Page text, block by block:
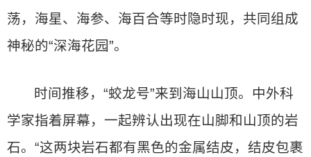
荡，海星、海参、海百合等时隐时现，共同组成
神秘的“深海花园”。
时间推移，“蛟龙号”来到海山山顶。中外科
学家指着屏幕，一起辨认出现在山脚和山顶的岩
石。“这两块岩石都有黑色的金属结皮，结皮包裹